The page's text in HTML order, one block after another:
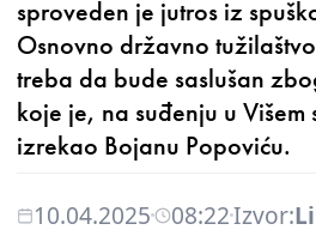
sproveden je jutros iz
Osnovno državno
treba da bude saslušan
koje je, na suđenju u
izrekao Bojanu Popoviću.
10.04.2025 08:22Izvor: